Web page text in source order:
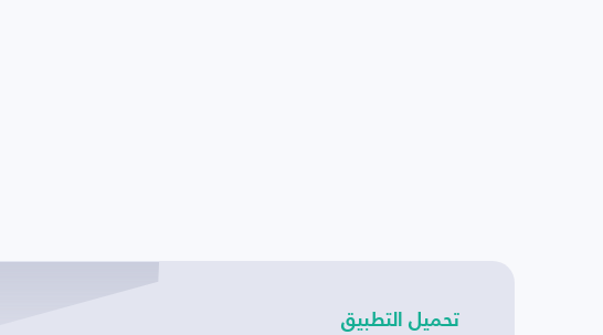
تحميل التطبيق